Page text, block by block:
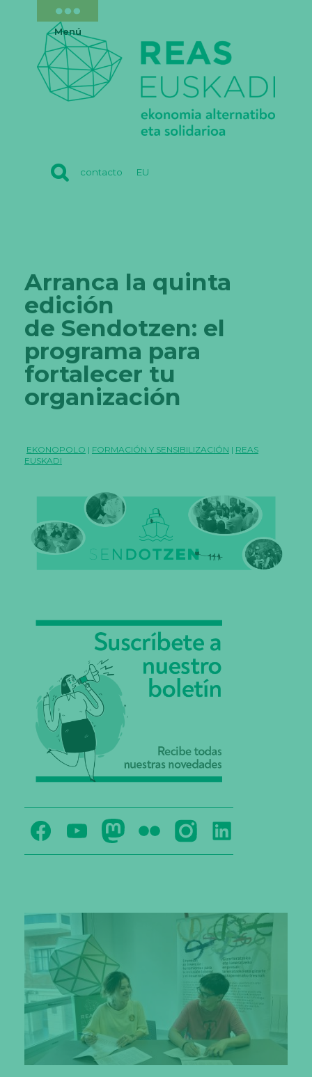
contacto EU
Menú
Arranca la quinta
edición
de Sendotzen: el
programa para
fortalecer tu
organización
EKONOPOLO | FORMACIÓN Y SENSIBILIZACIÓN | REAS
EUSKADI
Reas
Euskadi
Youtube
Reas
REAS
Euskadi
FLICKR
Reas
INSTAGRAM
REAS
Reas
euskadi